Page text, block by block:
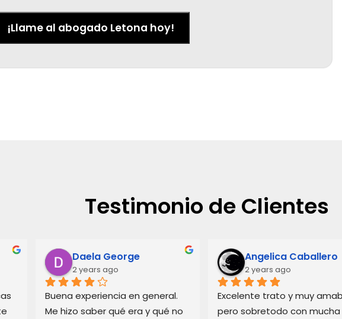
¡Llame al abogado Letona hoy!
Testimonio de Clientes
Daela George
2 years ago
Buena experiencia en general.
Me hizo saber qué era y qué no
Angelica Caballero
2 years ago
Excelente trato y muy
pero sobretodo con mucha